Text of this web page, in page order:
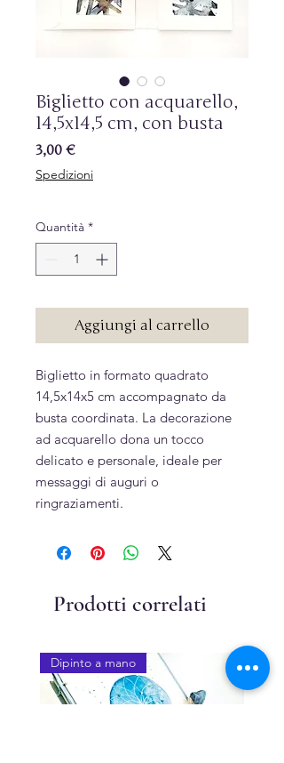
Biglietto con acquarello,
14,5x14,5 cm, con busta
3,00 €Prezzo
Spedizioni
Quantità *
Aggiungi al carrello
Biglietto in formato quadrato
14,5x14x5 cm accompagnato da
busta coordinata. La decorazione
ad acquarello dona un tocco
delicato e personale, ideale per
messaggi di auguri o
ringraziamenti.
Prodotti correlati
Dipinto a mano